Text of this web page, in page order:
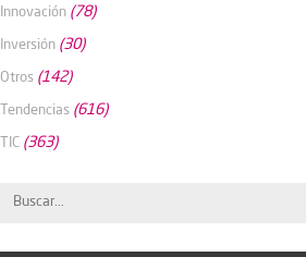
Innovación (78)
Inversión (30)
Otros (142)
Tendencias (616)
TIC (363)